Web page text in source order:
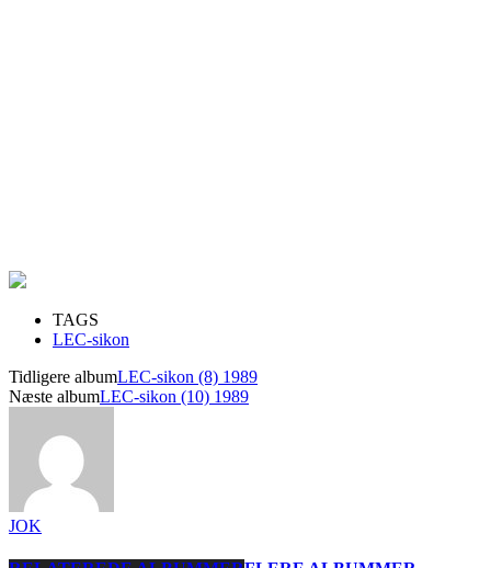
TAGS
LEC-sikon
Tidligere albumLEC-sikon (8) 1989
Næste albumLEC-sikon (10) 1989
JOK